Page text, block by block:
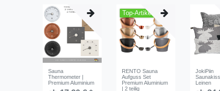
Sauna
Thermometer |
Premium Aluminium
Top-Artikel
RENTO Sauna
Aufguss Set
Premium Aluminium
| 2 teilig
JokiPiin
Leinen